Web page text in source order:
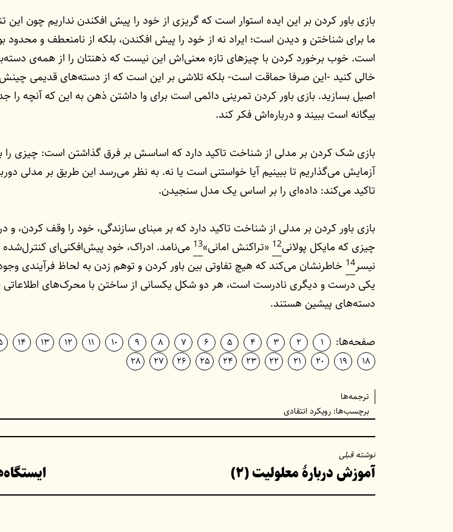
بازی باور کردن بر این ایده استوار است که گریزی از خود را پیش افکندن نداریم چون این
ما برای شناختن و دیدن است؛ ایراد نه از خود را پیش افکندن، بلکه از نامنعطف و محدود
است. خوب برخورد کردن با چیزهای تازه معنی‌اش این نیست که ذهنتان را از همه‌ی
خالی کنید -این صرفا حماقت است- بلکه تلاشی بر این است که از دسته‌های قدیمی
اصیل بسازید. بازی باور کردن تمرینی دائمی است برای وا داشتن ذهن به این که آنچه را
بیگانه است ببیند و درباره‌اش فکر کند.
بازی شک کردن بر مدلی از شناخت تاکید دارد که اساسش بر فرق گذاشتن است: چیزی
آزمایش می‌گذاریم تا ببینیم آیا خواستنی است یا نه. به نظر می‌رسد این طریق بر مدلی
تاکید می‌کند: داده‌ای را بر اساس یک مدل سنجیدن.
بازی باور کردن بر مدلی از شناخت تاکید دارد که بر مبنای سازندگی، خود را وقف کردن،
چیزی که مایکل پولانی12 «تراکنش امانی»13 می‌نامد. ادراک، خود پیش‌افکنی‌ای
نیسر14 خاطرنشان می‌کند که هیچ تفاوتی بین باور کردن و توهم زدن به لحاظ فرآیندی
یکی درست و دیگری نادرست است، هر دو شکل یکسانی از ساختن با محرک‌های اطلاعاتی
دسته‌های پیشین هستند.
صفحه‌ها: 1
2
3
4
5
6
7
8
9
10
11
12
13
14
18
19
20
21
22
23
24
25
26
27
28
ترجمه‌ها
برچسب‌ها: رویکرد انتقادی
راهبری
نوشته
نوشته قبلی
آموزش دربارهٔ معلولیت (۲)